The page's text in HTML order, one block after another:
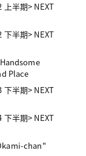
上半期> NEXT
下半期> NEXT
Place
下半期> NEXT
下半期> NEXT
chan"